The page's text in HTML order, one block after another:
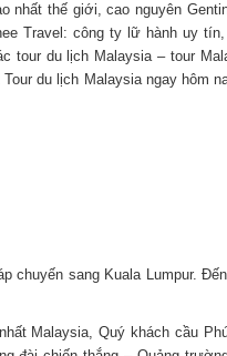
nhất thế giới, cao nguyên
Travel: công ty lữ hành uy tín,
tour du lịch Malaysia – tour
du lịch Malaysia ngay hôm
chuyến sang Kuala Lumpur.
Malaysia, Quý khách cầu